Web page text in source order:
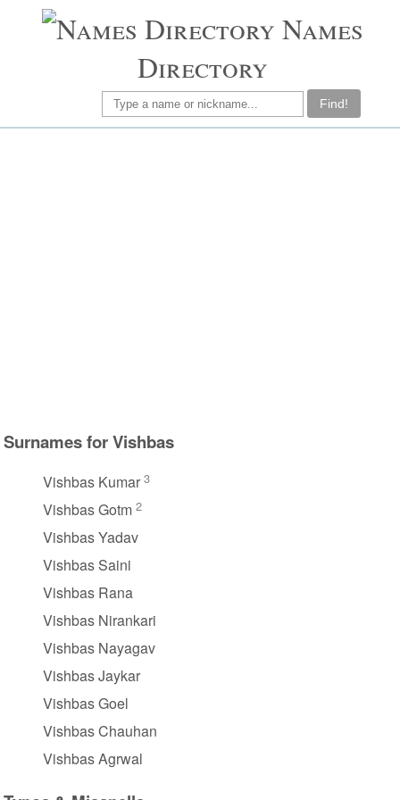
Names
Directory
Find!
Surnames for Vishbas
Vishbas Kumar 3
Vishbas Gotm 2
Vishbas Yadav
Vishbas Saini
Vishbas Rana
Vishbas Nirankari
Vishbas Nayagav
Vishbas Jaykar
Vishbas Goel
Vishbas Chauhan
Vishbas Agrwal